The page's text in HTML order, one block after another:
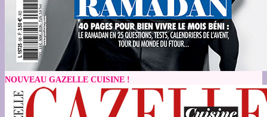
NOUVEAU GAZELLE CUISINE !